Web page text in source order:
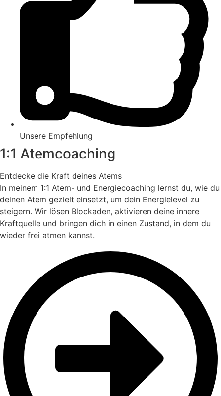
Unsere Empfehlung
1:1 Atemcoaching
Entdecke die Kraft deines Atems
In meinem 1:1 Atem- und Energiecoaching lernst du, wie du
deinen Atem gezielt einsetzt, um dein Energielevel zu
steigern. Wir lösen Blockaden, aktivieren deine innere
Kraftquelle und bringen dich in einen Zustand, in dem du
wieder frei atmen kannst.